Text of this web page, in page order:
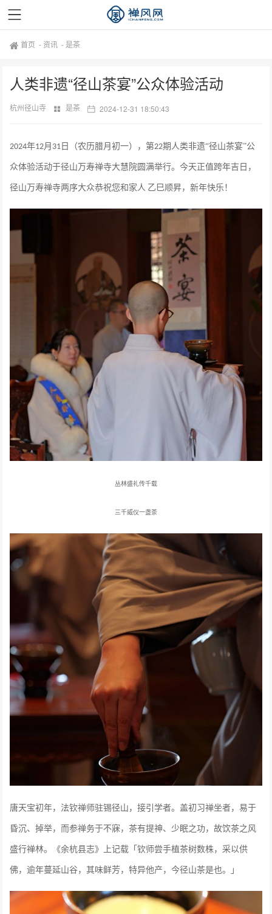
首页 - 资讯 -是茶
人类非遗“径山茶宴”公众体验活动
杭州径山寺 是茶 2024-12-31 18:50:43
2024年12月 31 日（农历腊月初一），第22期人类非遗“径山茶宴”公
众体验活动于径山万寿禅寺大慧院圆满举行。今天 正值跨年吉日，
径山万寿禅寺两序大众恭祝您和家人 乙巳顺昇，新年快乐！
丛林盛礼传千载
三千威仪一盏茶
唐天宝初年，法钦禅师驻锡径山，接引学者。盖初习禅坐者，易于
昏沉、掉举，而参禅务于不寐，茶有提神、少眠之功，故饮茶之风
盛行禅林。《余杭县志》上记载「钦师尝手植茶树数株，采以供
佛，逾年蔓延山谷，其味鲜芳，特异他产，今径山茶是也。」